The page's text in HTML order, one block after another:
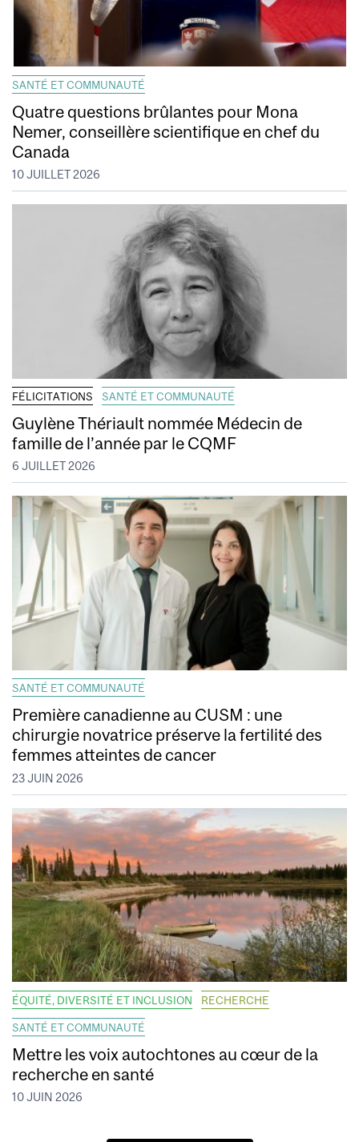
SANTÉ ET COMMUNAUTÉ
Quatre questions brûlantes pour Mona
Nemer, conseillère scientifique en chef du
Canada
10 JUILLET 2026
FÉLICITATIONS SANTÉ ET COMMUNAUTÉ
Guylène Thériault nommée Médecin de
famille de l’année par le CQMF
6 JUILLET 2026
SANTÉ ET COMMUNAUTÉ
Première canadienne au CUSM : une
chirurgie novatrice préserve la fertilité des
femmes atteintes de cancer
23 JUIN 2026
ÉQUITÉ, DIVERSITÉ ET INCLUSION RECHERCHE
SANTÉ ET COMMUNAUTÉ
Mettre les voix autochtones au cœur de la
recherche en santé
10 JUIN 2026